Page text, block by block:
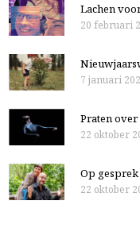
Lachen
20 februari
7 januari
Praten
22 oktober
Op gesprek
22 oktober